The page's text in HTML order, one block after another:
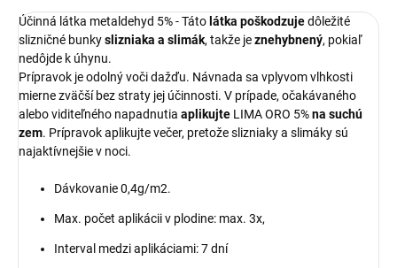
Účinná látka metaldehyd 5% - Táto látka poškodzujedôležité
slizničné bunkyslizniaka a slimák, takže jeznehybnený, pokiaľ
nedôjde k úhynu.
Prípravok je odolný voči dažďu. Návnada sa vplyvom vlhkosti
mierne zväčší bez straty jej účinnosti. V prípade, očakávaného
alebo viditeľného napadnutia aplikujte LIMA ORO 5%na suchú
zem. Prípravok aplikujte večer, pretože slizniaky a slimáky sú
najaktívnejšie v noci.
Dávkovanie 0,4g/m2.
Max. počet aplikácii v plodine: max. 3x,
Interval medzi aplikáciami: 7 dní